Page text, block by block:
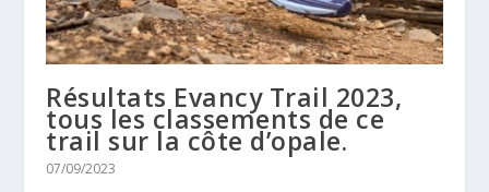
Résultats Evancy Trail 2023,
tous les classements de ce
trail sur la côte d’opale.
07/09/2023